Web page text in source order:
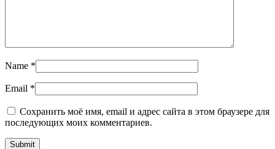
Name *
Email *
Сохранить моё имя, email и адрес сайта в этом браузере для
последующих моих комментариев.